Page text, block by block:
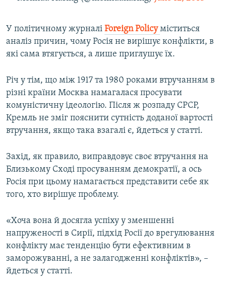
У політичному журналі Foreign Policyміститься
аналіз причин, чому Росія не вирішує конфлікти, в
які сама втягується, а лише приглушує їх.
Річ у тім, що між 1917 та 1980 роками втручанням в
різні країни Москва намагалася просувати
комуністичну ідеологію. Після ж розпаду СРСР,
Кремль не зміг пояснити сутність доданої вартості
втручання, якщо така взагалі є, йдеться у статті.
Захід, як правило, виправдовує своє втручання на
Близькому Сході просуванням демократії, а ось
Росія при цьому намагається представити себе як
того, хто вирішує проблему.
«Хоча вона й досягла успіху у зменшенні
напруженості в Сирії, підхід Росії до врегулювання
конфлікту має тенденцію бути ефективним в
заморожуванні, а не залагодженні конфліктів», –
йдеться у статті.